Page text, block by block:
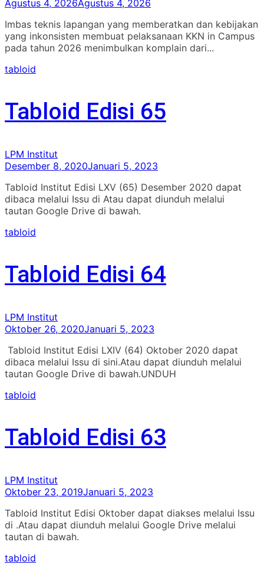
Agustus 4, 2026Agustus 4, 2026
Imbas teknis lapangan yang memberatkan dan kebijakan
yang inkonsisten membuat pelaksanaan KKN in Campus
pada tahun 2026 menimbulkan komplain dari...
tabloid
Tabloid Edisi 65
LPM Institut
Desember 8, 2020Januari 5, 2023
Tabloid Institut Edisi LXV (65) Desember 2020 dapat
dibaca melalui Issu di Atau dapat diunduh melalui
tautan Google Drive di bawah.
tabloid
Tabloid Edisi 64
LPM Institut
Oktober 26, 2020Januari 5, 2023
Tabloid Institut Edisi LXIV (64) Oktober 2020 dapat
dibaca melalui Issu di sini.Atau dapat diunduh melalui
tautan Google Drive di bawah.UNDUH
tabloid
Tabloid Edisi 63
LPM Institut
Oktober 23, 2019Januari 5, 2023
Tabloid Institut Edisi Oktober dapat diakses melalui Issu
di .Atau dapat diunduh melalui Google Drive melalui
tautan di bawah.
tabloid